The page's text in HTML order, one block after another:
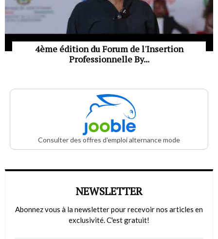
4ème édition du Forum de l'Insertion
Professionnelle By...
Consulter des offres d'emploi alternance mode
NEWSLETTER
Abonnez vous à la newsletter pour recevoir nos articles en
exclusivité. C'est gratuit!